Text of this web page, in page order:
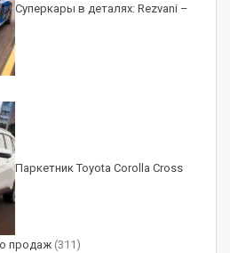
Суперкары в деталях: Rezvani –
Паркетник Toyota Corolla Cross
продаж (311)